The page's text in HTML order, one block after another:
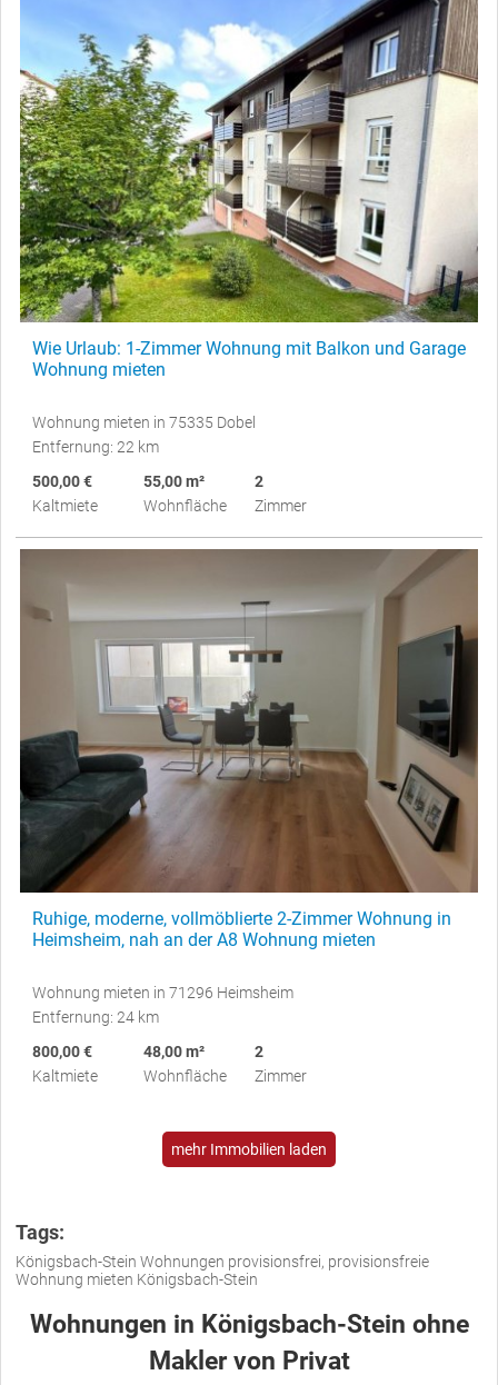
Wie Urlaub: 1-Zimmer Wohnung mit Balkon und Garage
Wohnung mieten
Wohnung mieten in 75335 Dobel
Entfernung: 22 km
500,00 €
Kaltmiete
55,00 m²
Wohnfläche
2
Zimmer
Ruhige, moderne, vollmöblierte 2-Zimmer Wohnung in
Heimsheim, nah an der A8 Wohnung mieten
Wohnung mieten in 71296 Heimsheim
Entfernung: 24 km
800,00 €
Kaltmiete
48,00 m²
Wohnfläche
2
Zimmer
mehr Immobilien laden
Tags:
Königsbach-Stein Wohnungen provisionsfrei, provisionsfreie
Wohnung mieten Königsbach-Stein
Wohnungen in Königsbach-Stein ohne
Makler von Privat